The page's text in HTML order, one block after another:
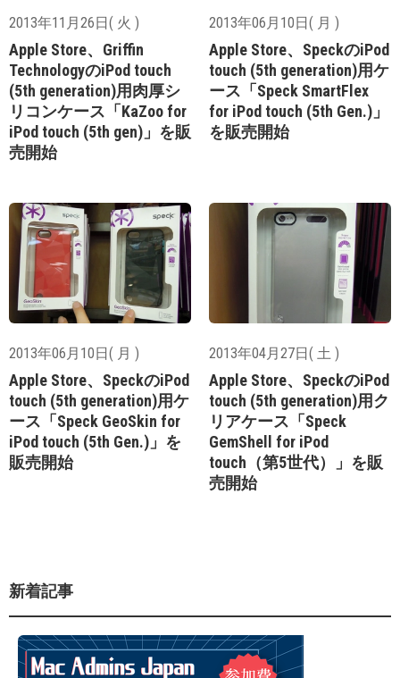
2013年11月26日( 火 )
Apple Store、Griffin
TechnologyのiPod touch
(5th generation)用肉厚シ
リコンケース「KaZoo for
iPod touch (5th gen)」を販
売開始
2013年06月10日( 月 )
Apple Store、SpeckのiPod
touch (5th generation)用ケ
ース「Speck SmartFlex
for iPod touch (5th Gen.)」
を販売開始
2013年06月10日( 月 )
Apple Store、SpeckのiPod
touch (5th generation)用ケ
ース「Speck GeoSkin for
iPod touch (5th Gen.)」を
販売開始
2013年04月27日( 土 )
Apple Store、SpeckのiPod
touch (5th generation)用ク
リアケース「Speck
GemShell for iPod
touch（第5世代）」を販
売開始
新着記事